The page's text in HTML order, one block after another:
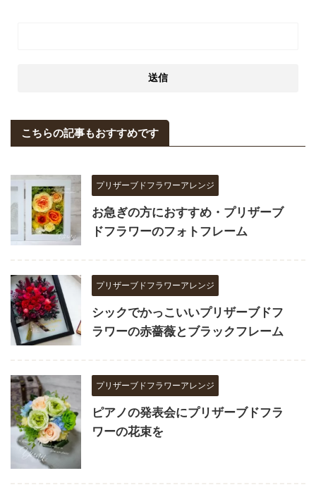
こちらの記事もおすすめです
プリザーブドフラワーアレンジ
お急ぎの方におすすめ・プリザーブ
ドフラワーのフォトフレーム
プリザーブドフラワーアレンジ
シックでかっこいいプリザーブドフ
ラワーの赤薔薇とブラックフレーム
プリザーブドフラワーアレンジ
ピアノの発表会にプリザーブドフラ
ワーの花束を